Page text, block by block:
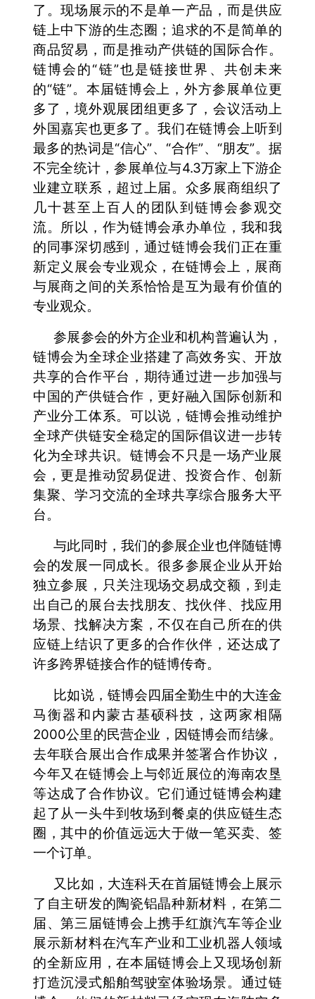
了。现场展示的不是单一产品，而是供应
链上中下游的生态圈；追求的不是简单的
商品贸易，而是推动产供链的国际合作。
链博会的“链”也是链接世界、共创未来
的“链”。本届链博会上，外方参展单位更
多了，境外观展团组更多了，会议活动上
外国嘉宾也更多了。我们在链博会上听到
最多的热词是“信心”、“合作”、“朋友”。据
不完全统计，参展单位与4.3万家上下游企
业建立联系，超过上届。众多展商组织了
几十甚至上百人的团队到链博会参观交
流。所以，作为链博会承办单位，我和我
的同事深切感到，通过链博会我们正在重
新定义展会专业观众，在链博会上，展商
与展商之间的关系恰恰是互为最有价值的
专业观众。
参展参会的外方企业和机构普遍认为，
链博会为全球企业搭建了高效务实、开放
共享的合作平台，期待通过进一步加强与
中国的产供链合作，更好融入国际创新和
产业分工体系。可以说，链博会推动维护
全球产供链安全稳定的国际倡议进一步转
化为全球共识。链博会不只是一场产业展
会，更是推动贸易促进、投资合作、创新
集聚、学习交流的全球共享综合服务大平
台。
与此同时，我们的参展企业也伴随链博
会的发展一同成长。很多参展企业从开始
独立参展，只关注现场交易成交额，到走
出自己的展台去找朋友、找伙伴、找应用
场景、找解决方案，不仅在自己所在的供
应链上结识了更多的合作伙伴，还达成了
许多跨界链接合作的链博传奇。
比如说，链博会四届全勤生中的大连金
马衡器和内蒙古基硕科技，这两家相隔
2000公里的民营企业，因链博会而结缘。
去年联合展出合作成果并签署合作协议，
今年又在链博会上与邻近展位的海南农垦
等达成了合作协议。它们通过链博会构建
起了从一头牛到牧场到餐桌的供应链生态
圈，其中的价值远远大于做一笔买卖、签
一个订单。
又比如，大连科天在首届链博会上展示
了自主研发的陶瓷铝晶种新材料，在第二
届、第三届链博会上携手红旗汽车等企业
展示新材料在汽车产业和工业机器人领域
的全新应用，在本届链博会上又现场创新
打造沉浸式船舶驾驶室体验场景。通过链